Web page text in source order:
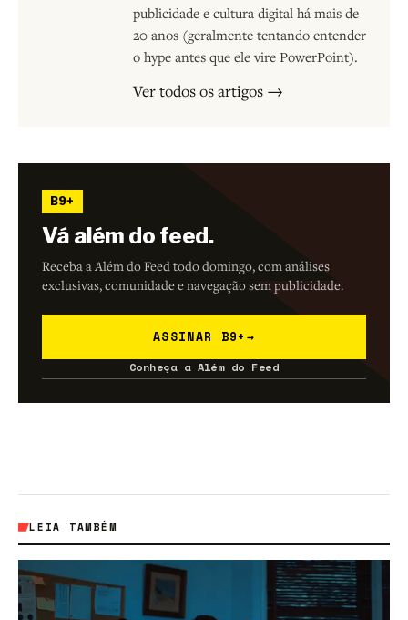
publicidade e cultura digital há mais de
20 anos (geralmente tentando entender
o hype antes que ele vire PowerPoint).
Ver todos os artigos →
B9+
Vá além do feed.
Receba a Além do Feed todo domingo, com análises
exclusivas, comunidade e navegação sem publicidade.
ASSINAR B9+ →
Conheça a Além do Feed
LEIA TAMBÉM